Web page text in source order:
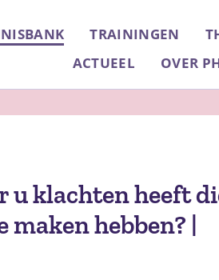
TRAININGEN
ACTUEEL
OVER
u klachten heeft
hebben? |